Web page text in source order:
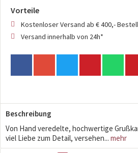
Vorteile
Kostenloser Versand ab € 400,-
Versand innerhalb von 24h*
Beschreibung
Von Hand veredelte, hochwertige
viel Liebe zum Detail, versehen... mehr